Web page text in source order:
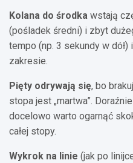
Kolana do środka wstają
(pośladek średni) i zbyt
tempo (np. 3 sekundy w dół)
zakresie.
Pięty odrywają się, bo
stopa jest „martwa”.
docelowo warto ogarnąć
całej stopy.
Wykrok na linie (jak po